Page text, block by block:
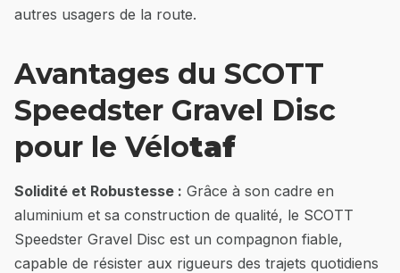
autres usagers de la route.
Avantages du SCOTT
Speedster Gravel Disc
pour le Vélotaf
Solidité et Robustesse : Grâce à son cadre en
aluminium et sa construction de qualité, le SCOTT
Speedster Gravel Disc est un compagnon fiable,
capable de résister aux rigueurs des trajets quotidiens